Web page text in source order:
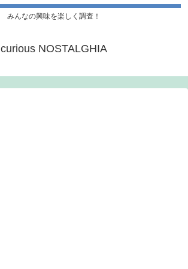
みんなの興味を楽しく調査！
curious NOSTALGHIA